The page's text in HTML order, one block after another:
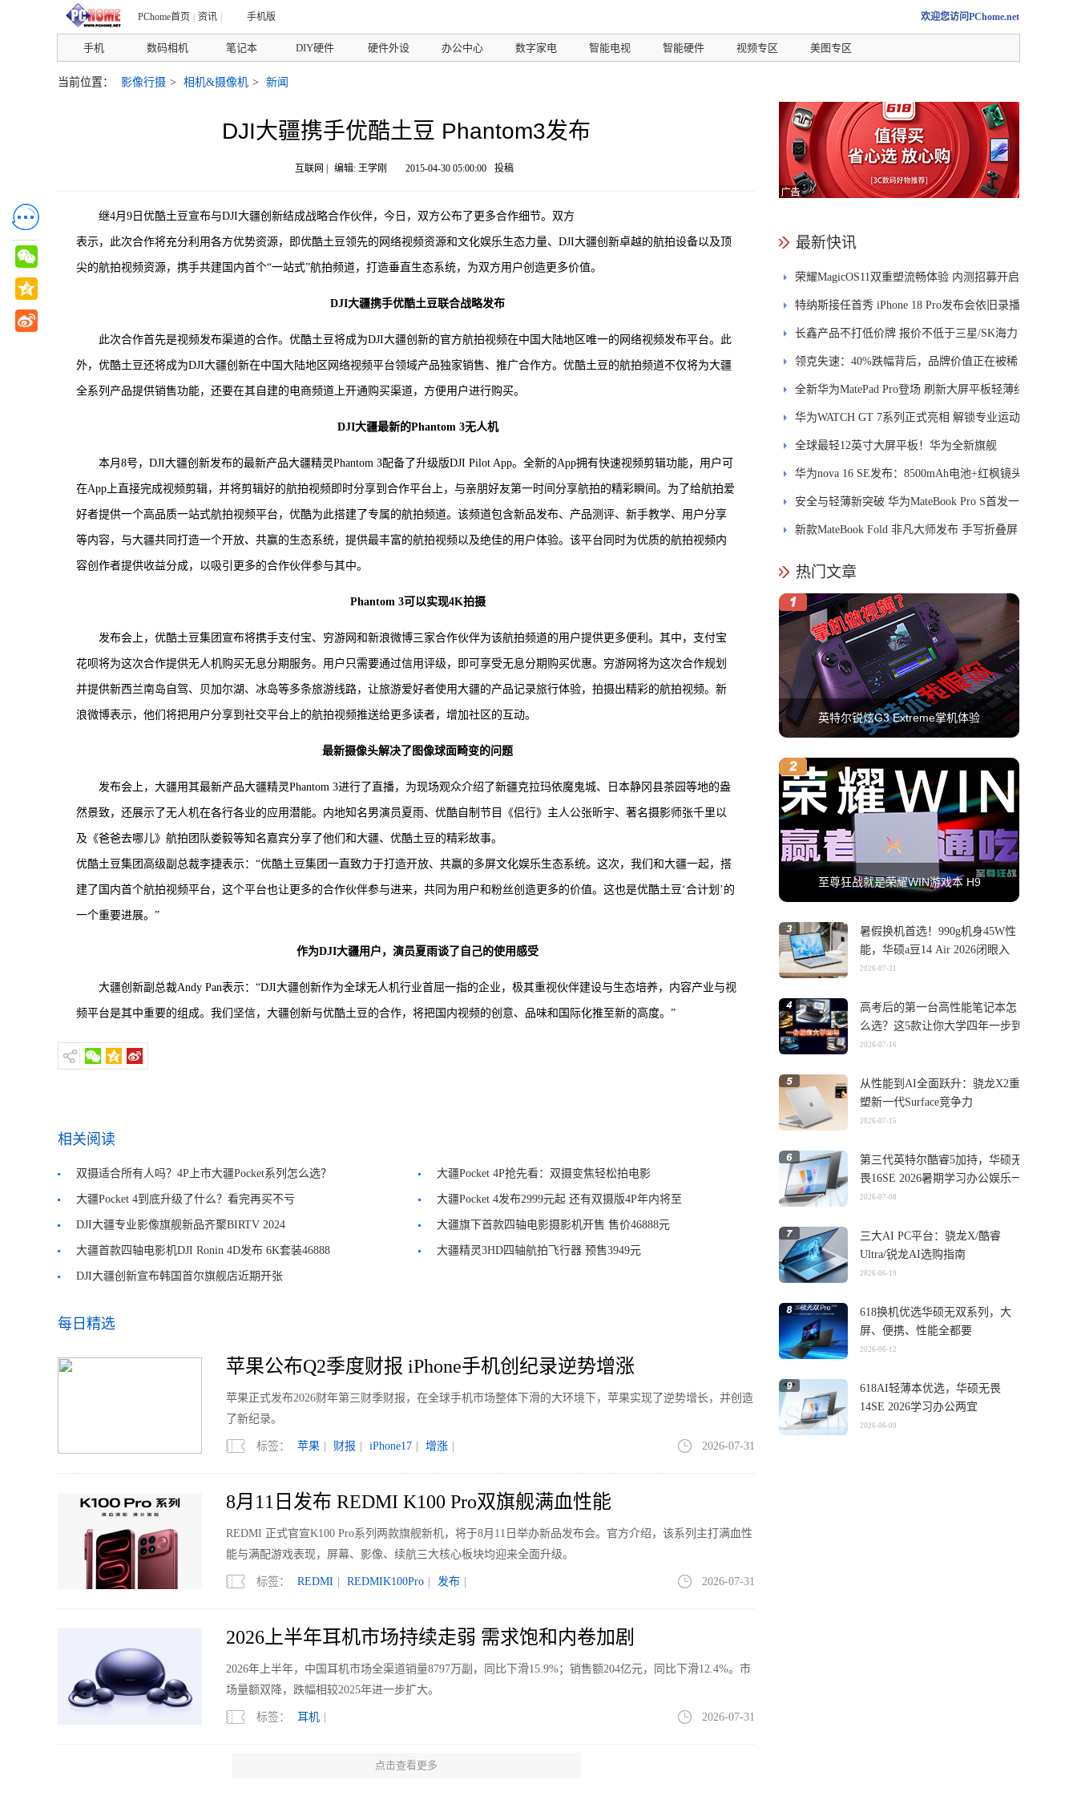
PChome首页 资讯 手机版 欢迎您访问PChome.net
手机 数码相机 笔记本 DIY硬件 硬件外设 办公中心 数字家电 智能电视 智能硬件 视频专区 美图专区
当前位置： 影像行摄 > 相机&摄像机 > 新闻
DJI大疆携手优酷土豆 Phantom3发布
互联网 | 编辑: 王学刚 2015-04-30 05:00:00 投稿
继4月9日优酷土豆宣布与DJI大疆创新结成战略合作伙伴，今日，双方公布了更多合作细节。双方
表示，此次合作将充分利用各方优势资源，即优酷土豆领先的网络视频资源和文化娱乐生态力量、DJI大疆创新卓越的航拍设备以及顶
尖的航拍视频资源，携手共建国内首个“一站式”航拍频道，打造垂直生态系统，为双方用户创造更多价值。
DJI大疆携手优酷土豆联合战略发布
此次合作首先是视频发布渠道的合作。优酷土豆将成为DJI大疆创新的官方航拍视频在中国大陆地区唯一的网络视频发布平台。此
外，优酷土豆还将成为DJI大疆创新在中国大陆地区网络视频平台领域产品独家销售、推广合作方。优酷土豆的航拍频道不仅将为大疆
全系列产品提供销售功能，还要在其自建的电商频道上开通购买渠道，方便用户进行购买。
DJI大疆最新的Phantom 3无人机
本月8号，DJI大疆创新发布的最新产品大疆精灵Phantom 3配备了升级版DJI Pilot App。全新的App拥有快速视频剪辑功能，用户可
在App上直接完成视频剪辑，并将剪辑好的航拍视频即时分享到合作平台上，与亲朋好友第一时间分享航拍的精彩瞬间。为了给航拍爱
好者提供一个高品质一站式航拍视频平台，优酷为此搭建了专属的航拍频道。该频道包含新品发布、产品测评、新手教学、用户分享
等内容，与大疆共同打造一个开放、共赢的生态系统，提供最丰富的航拍视频以及绝佳的用户体验。该平台同时为优质的航拍视频内
容创作者提供收益分成，以吸引更多的合作伙伴参与其中。
Phantom 3可以实现4K拍摄
发布会上，优酷土豆集团宣布将携手支付宝、穷游网和新浪微博三家合作伙伴为该航拍频道的用户提供更多便利。其中，支付宝
花呗将为这次合作提供无人机购买无息分期服务。用户只需要通过信用评级，即可享受无息分期购买优惠。穷游网将为这次合作规划
并提供新西兰南岛自驾、贝加尔湖、冰岛等多条旅游线路，让旅游爱好者使用大疆的产品记录旅行体验，拍摄出精彩的航拍视频。新
浪微博表示，他们将把用户分享到社交平台上的航拍视频推送给更多读者，增加社区的互动。
最新摄像头解决了图像球面畸变的问题
发布会上，大疆用其最新产品大疆精灵Phantom 3进行了直播，为现场观众介绍了新疆克拉玛依魔鬼城、日本静冈县茶园等地的盎
然景致，还展示了无人机在各行各业的应用潜能。内地知名男演员夏雨、优酷自制节目《侣行》主人公张昕宇、著名摄影师张千里以
及《爸爸去哪儿》航拍团队娄毅等知名嘉宾分享了他们和大疆、优酷土豆的精彩故事。
优酷土豆集团高级副总裁李捷表示：“优酷土豆集团一直致力于打造开放、共赢的多屏文化娱乐生态系统。这次，我们和大疆一起，搭
建了国内首个航拍视频平台，这个平台也让更多的合作伙伴参与进来，共同为用户和粉丝创造更多的价值。这也是优酷土豆‘合计划’的
一个重要进展。”
作为DJI大疆用户，演员夏雨谈了自己的使用感受
大疆创新副总裁Andy Pan表示：“DJI大疆创新作为全球无人机行业首屈一指的企业，极其重视伙伴建设与生态培养，内容产业与视
频平台是其中重要的组成。我们坚信，大疆创新与优酷土豆的合作，将把国内视频的创意、品味和国际化推至新的高度。”
相关阅读
双摄适合所有人吗？4P上市大疆Pocket系列怎么选？ 大疆Pocket 4P抢先看：双摄变焦轻松拍电影
大疆Pocket 4到底升级了什么？看完再买不亏 大疆Pocket 4发布2999元起 还有双摄版4P年内将至
DJI大疆专业影像旗舰新品齐聚BIRTV 2024 大疆旗下首款四轴电影摄影机开售 售价46888元
大疆首款四轴电影机DJI Ronin 4D发布 6K套装46888
元
大疆精灵3HD四轴航拍飞行器 预售3949元
DJI大疆创新宣布韩国首尔旗舰店近期开张
每日精选
苹果公布Q2季度财报 iPhone手机创纪录逆势增涨
苹果正式发布2026财年第三财季财报，在全球手机市场整体下滑的大环境下，苹果实现了逆势增长，并创造
了新纪录。
标签： 苹果 财报 iPhone17 增涨 2026-07-31
8月11日发布 REDMI K100 Pro双旗舰满血性能
REDMI 正式官宣K100 Pro系列两款旗舰新机，将于8月11日举办新品发布会。官方介绍，该系列主打满血性
能与满配游戏表现，屏幕、影像、续航三大核心板块均迎来全面升级。
标签： REDMI REDMIK100Pro 发布 2026-07-31
2026上半年耳机市场持续走弱 需求饱和内卷加剧
2026年上半年，中国耳机市场全渠道销量8797万副，同比下滑15.9%；销售额204亿元，同比下滑12.4%。市
场量额双降，跌幅相较2025年进一步扩大。
标签： 耳机 2026-07-31
798克的笔记本？华为MateBook Pro S现场上手
点击查看更多
最新快讯
荣耀MagicOS11双重塑流畅体验 内测招募开启
特纳斯接任首秀 iPhone 18 Pro发布会依旧录播
长鑫产品不打低价牌 报价不低于三星/SK海力
士
领克失速：40%跌幅背后，品牌价值正在被稀
释
全新华为MatePad Pro登场 刷新大屏平板轻薄纪
录
华为WATCH GT 7系列正式亮相 解锁专业运动
新体验
全球最轻12英寸大屏平板！华为全新旗舰
MatePad Pro正式发布
华为nova 16 SE发布：8500mAh电池+红枫镜头
安全与轻薄新突破 华为MateBook Pro S首发一
区双像素技术防窥屏
新款MateBook Fold 非凡大师发布 手写折叠屏
热门文章
英特尔锐炫G3 Extreme掌机体验
至尊狂战就是荣耀WIN游戏本 H9
暑假换机首选！990g机身45W性
能，华硕a豆14 Air 2026闭眼入
2026-07-21
高考后的第一台高性能笔记本怎
么选？这5款让你大学四年一步到
位
2026-07-16
从性能到AI全面跃升：骁龙X2重
塑新一代Surface竞争力
2026-07-15
第三代英特尔酷睿5加持，华硕无
畏16SE 2026暑期学习办公娱乐一
机搞定
2026-07-08
三大AI PC平台：骁龙X/酷睿
Ultra/锐龙AI选购指南
2026-06-19
618换机优选华硕无双系列，大
屏、便携、性能全都要
2026-06-12
618AI轻薄本优选，华硕无畏
14SE 2026学习办公两宜
2026-06-09